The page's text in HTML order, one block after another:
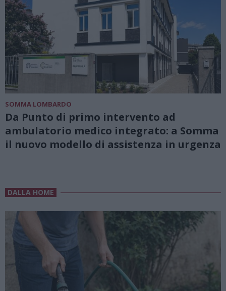
SOMMA LOMBARDO
Da Punto di primo intervento ad
ambulatorio medico integrato: a Somma
il nuovo modello di assistenza in urgenza
DALLA HOME